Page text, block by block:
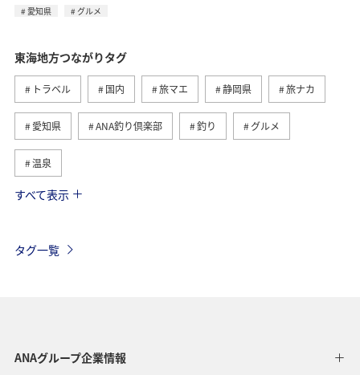
愛知県
グルメ
東海地方つながりタグ
トラベル 国内 旅マエ 静岡県 旅ナカ
愛知県 ANA釣り倶楽部 釣り グルメ
温泉
秋 海
すべて表示
タグ一覧
ANAグループ企業情報